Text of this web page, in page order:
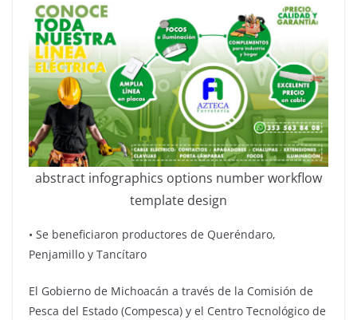
abstract infographics options number workflow
template design
•⁠ ⁠Se beneficiaron productores de Queréndaro,
Penjamillo y Tancítaro
El Gobierno de Michoacán a través de la Comisión de
Pesca del Estado (Compesca) y el Centro Tecnológico de